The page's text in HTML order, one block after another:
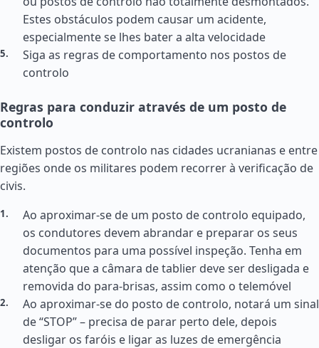
Estes obstáculos podem causar um acidente,
especialmente se lhes bater a alta velocidade
Siga as regras de comportamento nos postos de
controlo
Regras para conduzir através de um posto de
controlo
Existem postos de controlo nas cidades ucranianas e entre
regiões onde os militares podem recorrer à verificação de
civis.
Ao aproximar-se de um posto de controlo equipado,
os condutores devem abrandar e preparar os seus
documentos para uma possível inspeção. Tenha em
atenção que a câmara de tablier deve ser desligada e
removida do para-brisas, assim como o telemóvel
Ao aproximar-se do posto de controlo, notará um sinal
de “STOP” – precisa de parar perto dele, depois
desligar os faróis e ligar as luzes de emergência